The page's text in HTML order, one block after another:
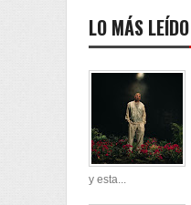
LO MÁS LEÍDO
y esta...